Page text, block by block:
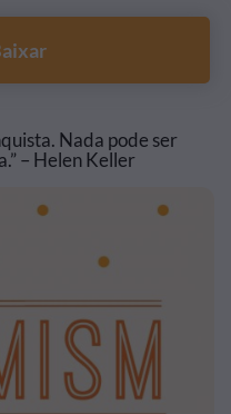
Nada pode ser
– Helen Keller